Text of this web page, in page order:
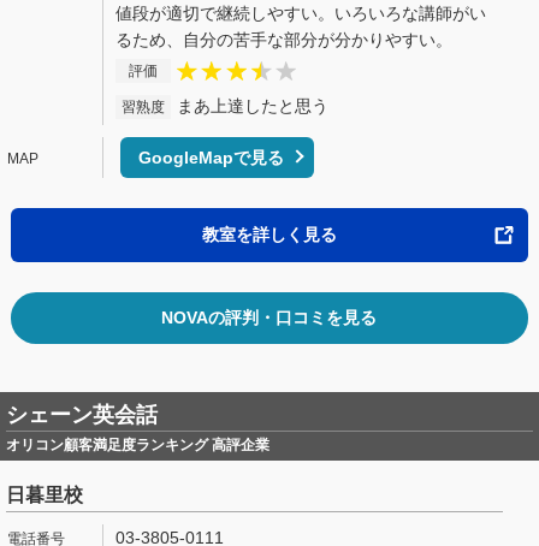
値段が適切で継続しやすい。いろいろな講師がい
るため、自分の苦手な部分が分かりやすい。
評価
習熟度 まあ上達したと思う
GoogleMapで見る
教室を詳しく見る
NOVAの評判・口コミを見る
シェーン英会話
オリコン顧客満足度ランキング 高評企業
日暮里校
03-3805-0111